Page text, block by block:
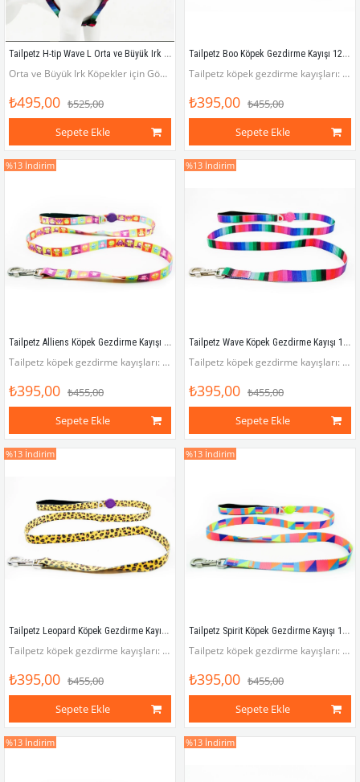
Tailpetz H-tip Wave L Orta ve Büyük Irk Köpek Göğüs Tasması (Göğüs 62 cm x 107 cm)
Orta ve Büyük Irk Köpekler için Göğüs Tasması (Göğüs çevresi 62 - 107 cm)
₺495,00 ₺525,00
Sepete Ekle
Tailpetz Boo Köpek Gezdirme Kayışı 120 cm x 2 cm
Tailpetz köpek gezdirme kayışları: Rahat, pratik, havalı!
₺395,00 ₺455,00
Sepete Ekle
Tailpetz Alliens Köpek Gezdirme Kayışı 120 cm x 2 cm
Tailpetz köpek gezdirme kayışları: Rahat, pratik, havalı!
₺395,00 ₺455,00
Sepete Ekle
%13 İndirim
Tailpetz Wave Köpek Gezdirme Kayışı 120 cm x 2 cm
Tailpetz köpek gezdirme kayışları: Rahat, pratik, havalı!
₺395,00 ₺455,00
Sepete Ekle
%13 İndirim
Tailpetz Leopard Köpek Gezdirme Kayışı 120 cm x 2 cm
Tailpetz köpek gezdirme kayışları: Rahat, pratik, havalı!
₺395,00 ₺455,00
Sepete Ekle
%13 İndirim
Tailpetz Spirit Köpek Gezdirme Kayışı 120 cm x 2 cm
Tailpetz köpek gezdirme kayışları: Rahat, pratik, havalı!
₺395,00 ₺455,00
Sepete Ekle
%13 İndirim
%13 İndirim %13 İndirim